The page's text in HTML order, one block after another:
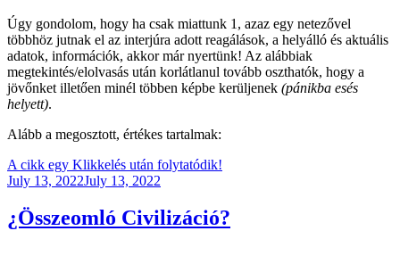
Úgy gondolom, hogy ha csak miattunk 1, azaz egy netezővel
többhöz jutnak el az interjúra adott reagálások, a helyálló és aktuális
adatok, információk, akkor már nyertünk! Az alábbiak
megtekintés/elolvasás után korlátlanul tovább oszthatók, hogy a
jövőnket illetően minél többen képbe kerüljenek (pánikba esés
helyett).
Alább a megosztott, értékes tartalmak:
A cikk egy Klikkelés után folytatódik!
Posted
July 13, 2022July 13, 2022
¿Összeomló Civilizáció?